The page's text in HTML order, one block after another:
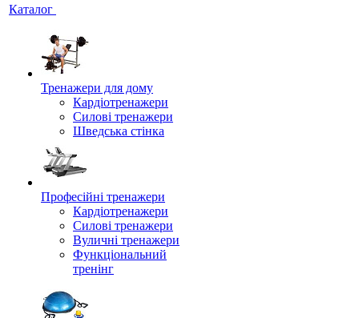
Каталог
Тренажери для дому
Кардіотренажери
Силові тренажери
Шведська стінка
Професійні тренажери
Кардіотренажери
Силові тренажери
Вуличні тренажери
Функціональний
тренінг